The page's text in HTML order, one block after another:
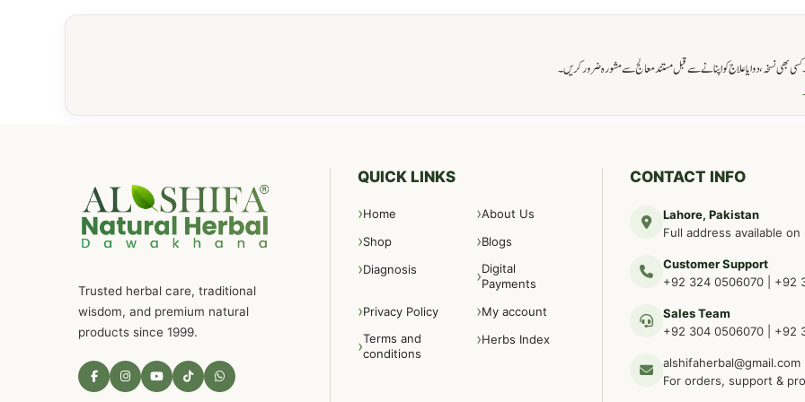
نسخہ، دوا یا علاج کو اپنانے سے قبل مستند معالج سے مشورہ ضرور کریں۔
Trusted herbal care, traditional
wisdom, and premium natural
products since 1999.
QUICK LINKS
Home
About Us
Shop
Blogs
Diagnosis
Digital
Payments
Privacy Policy
My account
Terms and
conditions
Herbs Index
CONTACT INFO
Lahore, Pakistan
Full address available
Customer Support
+92 324 0506070
+92
Sales Team
+92 304 0506070
+92
alshifaherbal@gmail.com
For orders, support &